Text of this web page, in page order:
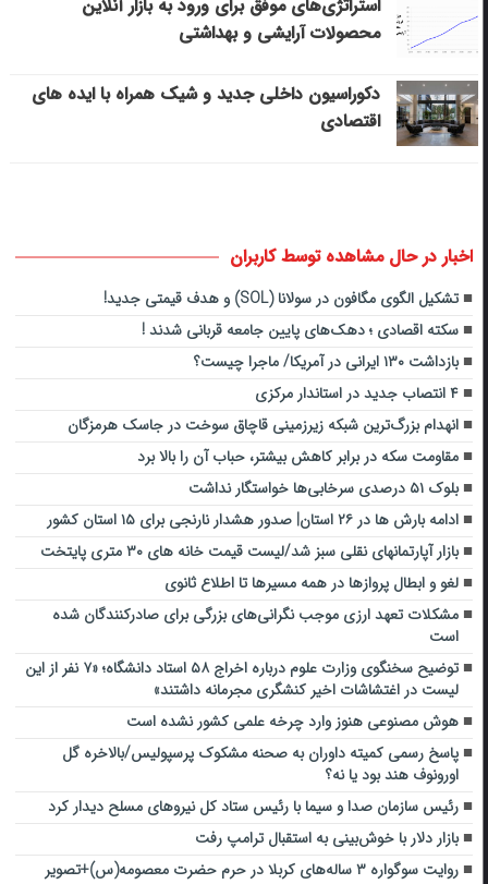
استراتژی‌های موفق برای ورود به بازار آنلاین
محصولات آرایشی و بهداشتی
دکوراسیون داخلی جدید و شیک همراه با ایده های
اقتصادی
اخبار در حال مشاهده توسط کاربران
تشکیل الگوی مگافون در سولانا (SOL) و هدف قیمتی جدید!
سکته اقصادی ؛ دهک‌های پایین جامعه قربانی شدند !
بازداشت ۱۳۰ ایرانی در آمریکا/ ماجرا چیست؟
۴ انتصاب جدید در استاندار مرکزی
انهدام بزرگ‌ترین شبکه زیرزمینی قاچاق سوخت در جاسک هرمزگان
مقاومت سکه در برابر کاهش بیشتر، حباب آن را بالا برد
بلوک ۵۱ درصدی سرخابی‌ها خواستگار نداشت
ادامه بارش ها در ۲۶ استان| صدور هشدار نارنجی برای ۱۵ استان کشور
بازار آپارتمانهای نقلی سبز شد/لیست قیمت خانه های ۳۰ متری پایتخت
لغو و ابطال پروازها در همه مسیرها تا اطلاع ثانوی
مشکلات تعهد ارزی موجب نگرانی‌های بزرگی برای صادرکنندگان شده
است
توضیح سخنگوی وزارت علوم درباره اخراج ۵۸ استاد دانشگاه؛ «۷ نفر از این
لیست در اغتشاشات اخیر کنشگری مجرمانه داشتند»
هوش مصنوعی هنوز وارد چرخه علمی کشور نشده است
پاسخ رسمی کمیته داوران به صحنه مشکوک پرسپولیس/بالاخره گل
اورونوف هند بود یا نه؟
رئیس سازمان صدا و سیما با رئیس ستاد کل نیروهای مسلح دیدار کرد
بازار دلار با خوش‌بینی به استقبال ترامپ رفت
روایت سوگواره ۳ ساله‌های کربلا در حرم حضرت معصومه(س)+تصویر